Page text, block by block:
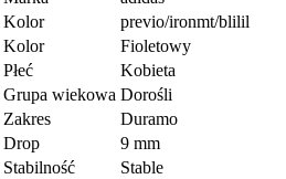
Kolor
previo/ironmt/blilil
Kolor
Fioletowy
Płeć
Kobieta
Grupa wiekowa Dorośli
Zakres
Duramo
Drop
9 mm
Stabilność
Stable